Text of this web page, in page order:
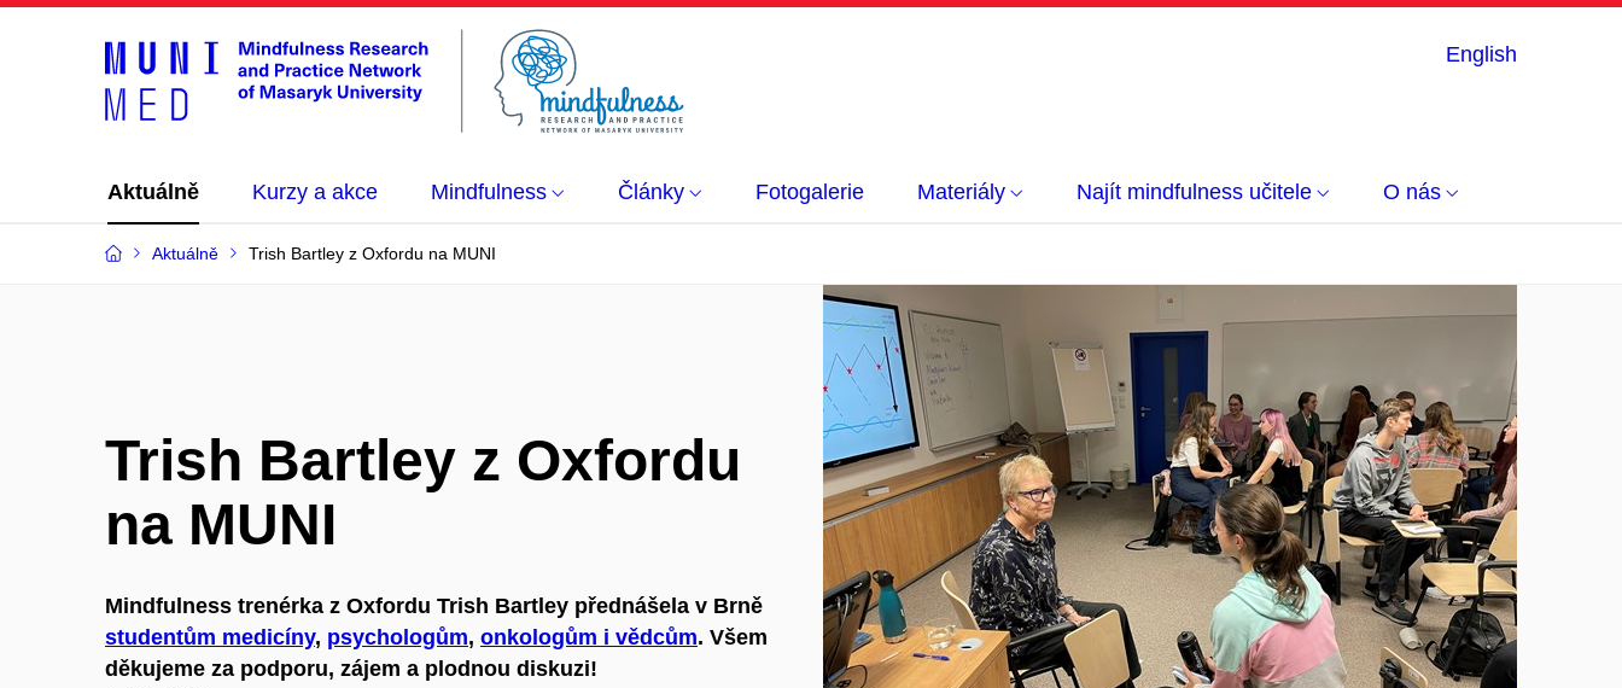
English
Aktuálně Kurzy a akce Mindfulness Články Fotogalerie Materiály Najít mindfulness učitele O nás
Aktuálně Trish Bartley z Oxfordu na MUNI
Trish Bartley z Oxfordu
na MUNI
Mindfulness trenérka z Oxfordu Trish Bartley přednášela v Brně
studentům medicíny, psychologům, onkologům i vědcům. Všem
děkujeme za podporu, zájem a plodnou diskuzi!